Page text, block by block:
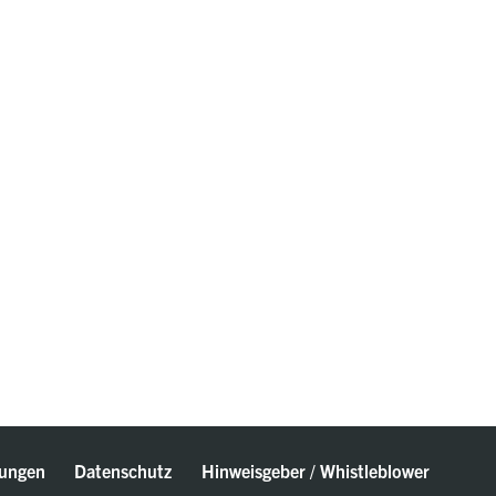
Datenschutz Hinweisgeber / Whistleblower